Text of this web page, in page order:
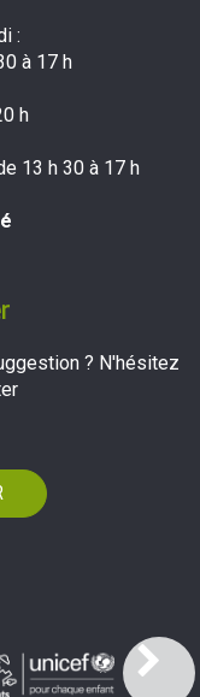
:
à 17 h
h
13 h 30 à 17 h
? N'hésitez